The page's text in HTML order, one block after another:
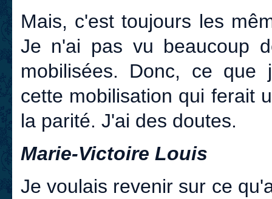
Mais, c'est toujours les
Je n'ai pas vu beaucoup
mobilisées. Donc, ce que
cette mobilisation qui ferait
la parité. J'ai des doutes.
Marie-Victoire Louis
Je voulais revenir sur ce